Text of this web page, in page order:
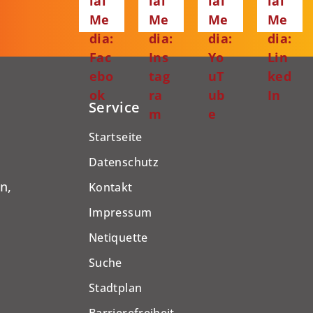
Me
dia:
Fac
ebo
ok
Me
dia:
Ins
tag
ra
m
Me
dia:
Yo
uT
ub
e
Me
dia:
Lin
ked
In
Service
Startseite
Datenschutz
Kontakt
Impressum
Netiquette
Suche
Stadtplan